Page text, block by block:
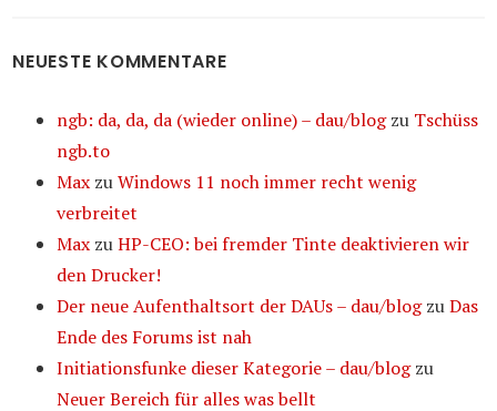
NEUESTE KOMMENTARE
ngb: da, da, da (wieder online) – dau/blogzu Tschüss
ngb.to
Max zuWindows 11 noch immer recht wenig
verbreitet
Max zuHP-CEO: bei fremder Tinte deaktivieren wir
den Drucker!
Der neue Aufenthaltsort der DAUs – dau/blogzuDas
Ende des Forums ist nah
Initiationsfunke dieser Kategorie – dau/blogzu
Neuer Bereich für alles was bellt